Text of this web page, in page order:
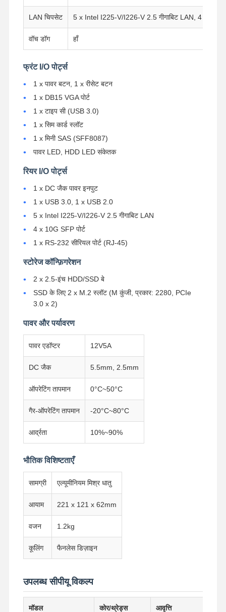
होम
गुणवत्ता नियंत्रण हमसे संपर्क करें
फ़ायरवॉल मिनी पीसी
औद्योगिक मिनी पीसी
1U रैकमाउंट पीसी
पीओई मिनी पीसी
एनएएस मिनी पीसी
सेलेरोन मिनी पीसी
कोर मिनी पीसी
ऑफिस मिनी पीसी
औद्योगिक मदरबोर्ड
फ़ायरवॉल मदरबोर्ड
LAN चिपसेट 5 x Intel I225-V/I226-V 2.5 गीगाबिट LAN, 4 x SFP
वॉच डॉग हाँ
फ्रंट I/O पोर्ट्स
1 x पावर बटन, 1 x रीसेट बटन
1 x DB15 VGA पोर्ट
1 x टाइप सी (USB 3.0)
1 x सिम कार्ड स्लॉट
1 x मिनी SAS (SFF8087)
पावर LED, HDD LED संकेतक
रियर I/O पोर्ट्स
1 x DC जैक पावर इनपुट
1 x USB 3.0, 1 x USB 2.0
5 x Intel I225-V/I226-V 2.5 गीगाबिट LAN
4 x 10G SFP पोर्ट
1 x RS-232 सीरियल पोर्ट (RJ-45)
स्टोरेज कॉन्फ़िगरेशन
2 x 2.5-इंच HDD/SSD बे
SSD के लिए 2 x M.2 स्लॉट (M कुंजी, प्रकार: 2280, PCIe
3.0 x 2)
पावर और पर्यावरण
पावर एडॉप्टर 12V5A
DC जैक 5.5mm, 2.5mm
ऑपरेटिंग तापमान 0°C~50°C
गैर-ऑपरेटिंग तापमान -20°C~80°C
आर्द्रता 10%~90%
भौतिक विशिष्टताएँ
सामग्री एल्यूमीनियम मिश्र धातु
आयाम 221 x 121 x 62mm
वजन 1.2kg
कूलिंग फैनलेस डिज़ाइन
उपलब्ध सीपीयू विकल्प
मॉडल कोर/थ्रेड्स आवृत्ति